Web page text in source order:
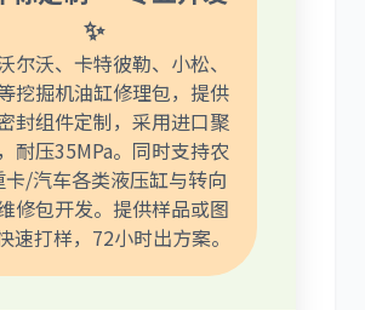
✨
尔沃、卡特彼勒、小松、
挖掘机油缸修理包，提供
封组件定制，采用进口聚
耐压35MPa。同时支持农
/汽车各类液压缸与转向
修包开发。提供样品或图
速打样，72小时出方案。